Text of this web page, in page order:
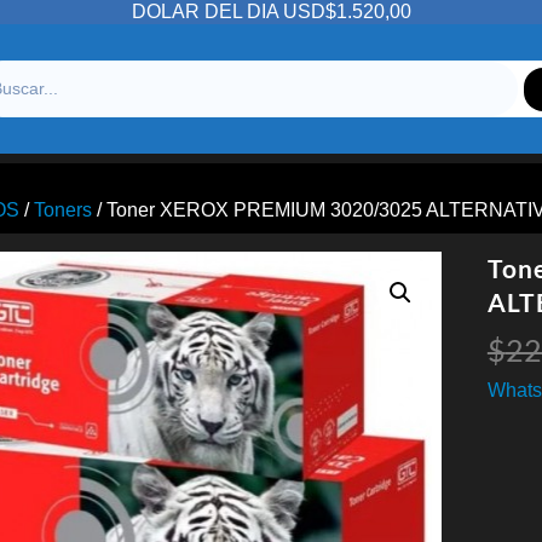
DOLAR DEL DIA USD$1.520,00
/Toners / Toner XEROX PREMIUM 3020/3025
$